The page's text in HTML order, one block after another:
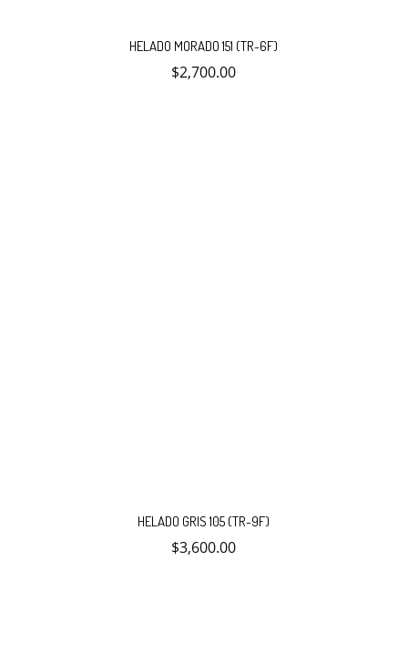
HELADO MORADO 151 (TR-6F)
$2,700.00
HELADO GRIS 105 (TR-9F)
$3,600.00